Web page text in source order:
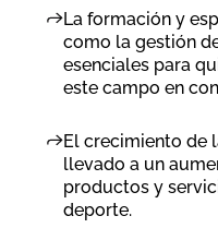
La formación y
como la gestión
esenciales para
este campo en
El crecimiento de
llevado a un
productos y
deporte.